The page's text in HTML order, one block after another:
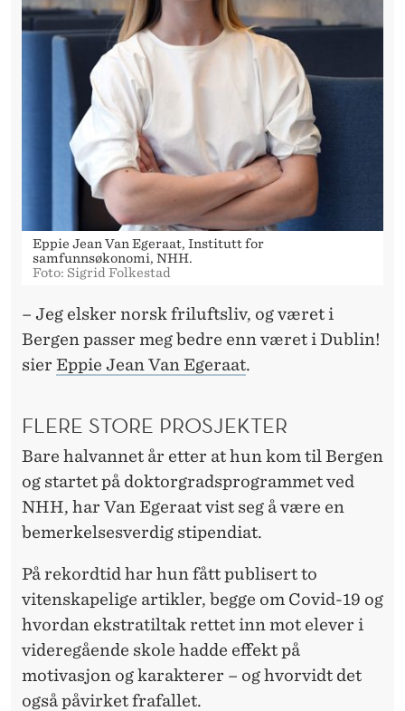
Eppie Jean Van Egeraat, Institutt for
samfunnsøkonomi, NHH.
Foto: Sigrid Folkestad
– Jeg elsker norsk friluftsliv, og været i
Bergen passer meg bedre enn været i Dublin!
sier Eppie Jean Van Egeraat.
FLERE STORE PROSJEKTER
Bare halvannet år etter at hun kom til Bergen
og startet på doktorgradsprogrammet ved
NHH, har Van Egeraat vist seg å være en
bemerkelsesverdig stipendiat.
På rekordtid har hun fått publisert to
vitenskapelige artikler, begge om Covid-19 og
hvordan ekstratiltak rettet inn mot elever i
videregående skole hadde effekt på
motivasjon og karakterer – og hvorvidt det
også påvirket frafallet.